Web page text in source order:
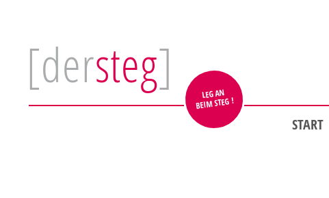
[dersteg] LEG AN
BEIM STEG !
START